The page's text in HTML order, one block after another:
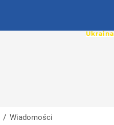
/ Wiadomości